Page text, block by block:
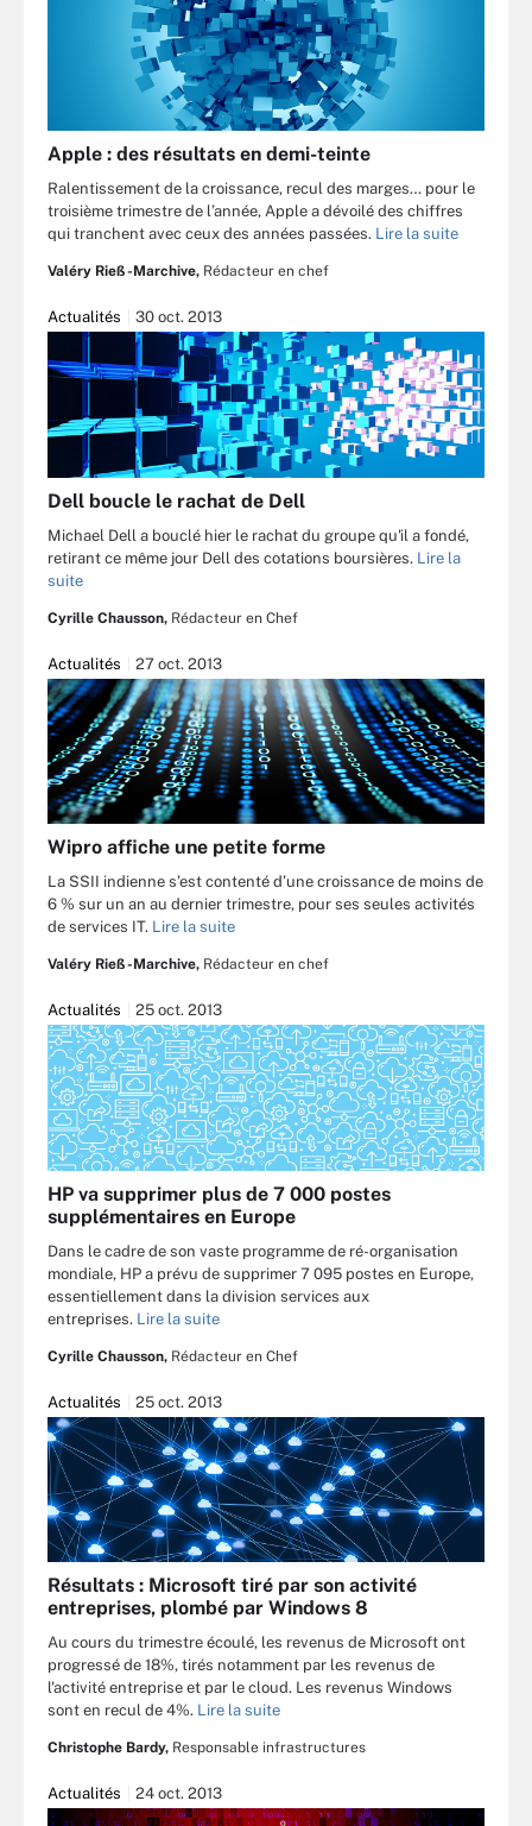
Apple : des résultats en demi-teinte
Ralentissement de la croissance, recul des marges… pour le
troisième trimestre de l’année, Apple a dévoilé des chiffres
qui tranchent avec ceux des années passées. Lire la suite
Valéry Rieß-Marchive, Rédacteur en chef
Actualités 30 oct. 2013
Dell boucle le rachat de Dell
Michael Dell a bouclé hier le rachat du groupe qu'il a fondé,
retirant ce même jour Dell des cotations boursières. Lire la
suite
Cyrille Chausson, Rédacteur en Chef
Actualités 27 oct. 2013
Wipro affiche une petite forme
La SSII indienne s’est contenté d’une croissance de moins de
6 % sur un an au dernier trimestre, pour ses seules activités
de services IT. Lire la suite
Valéry Rieß-Marchive, Rédacteur en chef
Actualités 25 oct. 2013
HP va supprimer plus de 7 000 postes
supplémentaires en Europe
Dans le cadre de son vaste programme de ré-organisation
mondiale, HP a prévu de supprimer 7 095 postes en Europe,
essentiellement dans la division services aux
entreprises. Lire la suite
Cyrille Chausson, Rédacteur en Chef
Actualités 25 oct. 2013
Résultats : Microsoft tiré par son activité
entreprises, plombé par Windows 8
Au cours du trimestre écoulé, les revenus de Microsoft ont
progressé de 18%, tirés notamment par les revenus de
l'activité entreprise et par le cloud. Les revenus Windows
sont en recul de 4%. Lire la suite
Christophe Bardy, Responsable infrastructures
Actualités 24 oct. 2013